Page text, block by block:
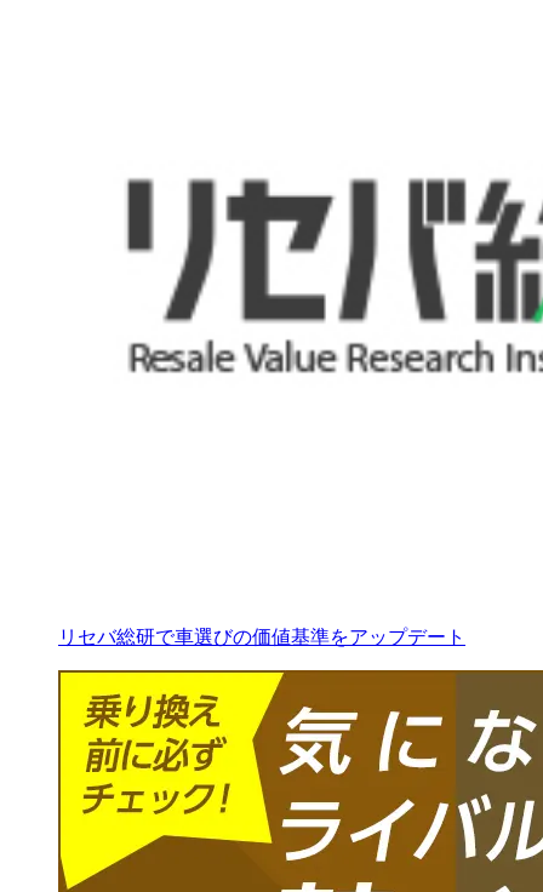
リセバ総研で車選びの価値基準をアップデート